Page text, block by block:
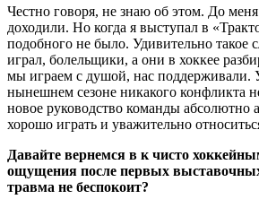
Честно говоря, не знаю об этом. До меня
доходили. Но когда я выступал в
подобного не было. Удивительно такое
играл, болельщики, а они в хоккее
мы играем с душой, нас поддерживали.
нынешнем сезоне никакого конфликта
новое руководство команды абсолютно
хорошо играть и уважительно
Давайте вернемся в к чисто
ощущения после первых
травма не беспокоит?